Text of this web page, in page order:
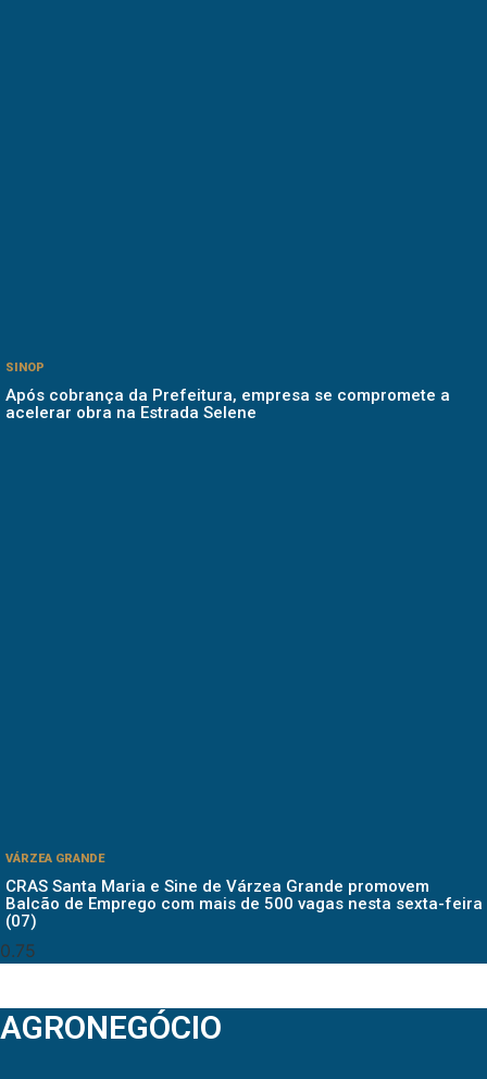
SINOP
Após cobrança da Prefeitura, empresa se compromete a
acelerar obra na Estrada Selene
VÁRZEA GRANDE
CRAS Santa Maria e Sine de Várzea Grande promovem
Balcão de Emprego com mais de 500 vagas nesta sexta-feira
(07)
AGRONEGÓCIO